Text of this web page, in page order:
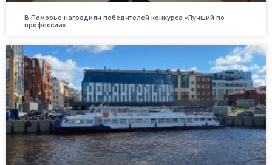
В Поморье наградили победителей конкурса «Лучший по
профессии»